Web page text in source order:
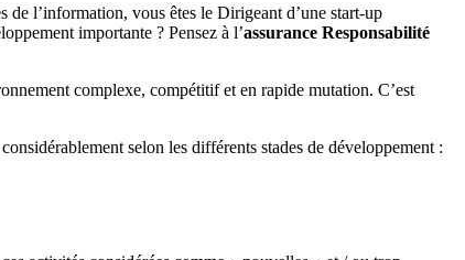
l’information, vous êtes le Dirigeant d’une start-up
importante ? Pensez à l’assurance Responsabilité
complexe, compétitif et en rapide mutation. C’est
selon les différents stades de développement :